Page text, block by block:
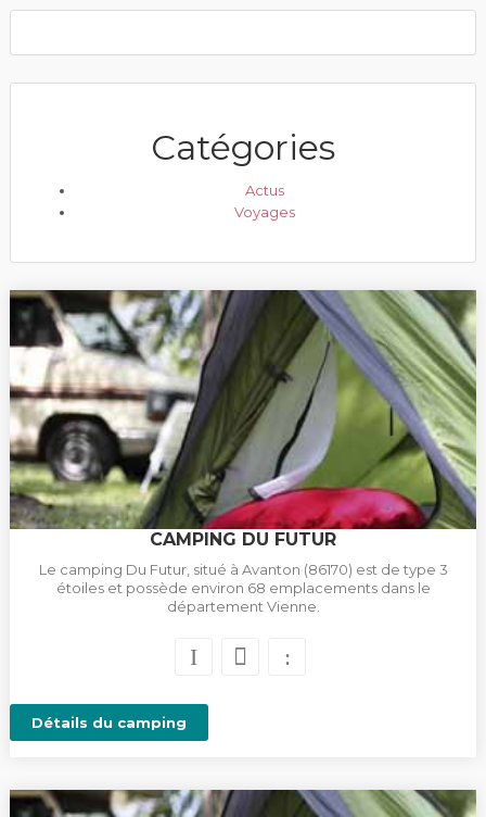
Catégories
Actus
Voyages
CAMPING DU FUTUR
Le camping Du Futur, situé à Avanton (86170) est de type 3
étoiles et possède environ 68 emplacements dans le
département Vienne.
Détails du camping